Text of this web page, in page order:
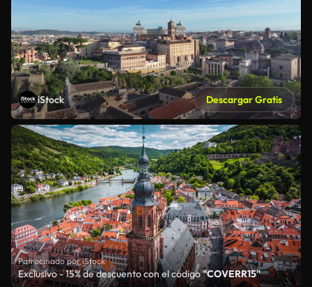
iStock Descargar Gratis
Patrocinado por iStock
Exclusivo - 15% de descuento con el código"COVERR15"